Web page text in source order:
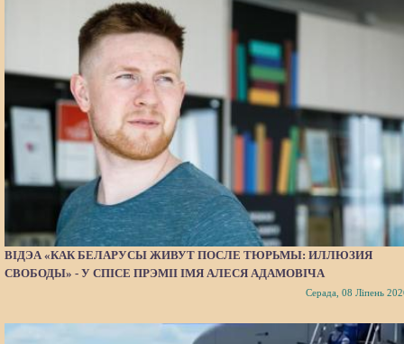
ВІДЭА «КАК БЕЛАРУСЫ ЖИВУТ ПОСЛЕ ТЮРЬМЫ: ИЛЛЮЗИЯ
СВОБОДЫ» - У СПІСЕ ПРЭМІІ ІМЯ АЛЕСЯ АДАМОВІЧА
Серада, 08 Ліпень